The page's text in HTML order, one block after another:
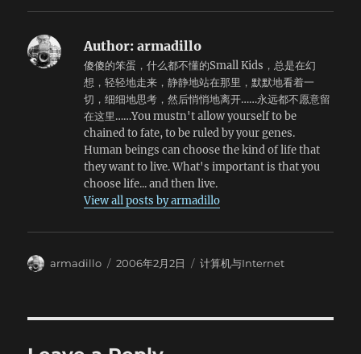
也会让人觉得格外想死。 不过其实这些问题也好解决。帮他
们领下仪器，取个溶液，开个柜子，屁本们马上就感恩戴德笑
逐颜开了。所以两天下来，感觉尚好。最多也只是犯了一些程
序错误，比如，我扯着嗓门告诉他们在实验室一定要戴目镜否
则我会一脚把他们踢出去的时候，其实我自己就忘记戴了。
但愿屁本们下个星期全去把课退了，那样这个学期我就可以吃
空饷了。周三和周四下午还可以告诉老板去上课，然后戴个小
帽拎个小凳扛个小杆提个小桶去湖边钓鱼。
───────────────────────────── 第二件事情是
这样的。浴室兼厕所的开关同时控制换气扇和灯。每天泡在浴
缸里的时候，我喜欢放音乐。但是电脑的声音很小，几乎被换
二是把换气扇的电路从电灯独立出来。左思右想之后，我决定
还是去买个小音箱。 看到有人二十五块卖一套罗技5.1的音
亚马逊上挑了很久，最后找到这个： 二十块钱（不包括iPod
Author: armadillo
傻傻的笨蛋，什么都不懂的Small Kids，总是在幻
想，轻轻地走来，静静地站在那里，默默地看着一
切，细细地思考，然后悄悄地离开……永远都不愿意留
在这里……You mustn't allow yourself to be
chained to fate, to be ruled by your genes.
Human beings can choose the kind of life that
they want to live. What's important is that you
choose life... and then live.
View all posts by armadillo
Author
armadillo
Posted
2006年2月2日 Categories
计算机与Internet